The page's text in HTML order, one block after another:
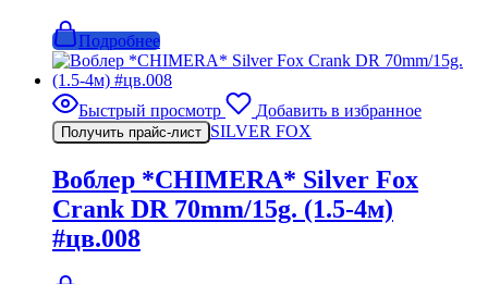
Подробнее
Быстрый просмотр Добавить в избранное
Получить прайс-лист SILVER FOX
Воблер *CHIMERA* Silver Fox
Crank DR 70mm/15g. (1.5-4м)
#цв.008